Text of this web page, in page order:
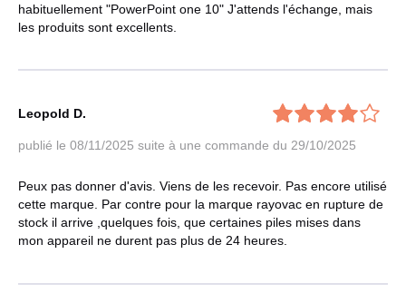
habituellement "PowerPoint one 10" J'attends l'échange, mais
les produits sont excellents.
Leopold D.
publié le 08/11/2025 suite à une commande du 29/10/2025
Peux pas donner d'avis. Viens de les recevoir. Pas encore utilisé
cette marque. Par contre pour la marque rayovac en rupture de
stock il arrive ,quelques fois, que certaines piles mises dans
mon appareil ne durent pas plus de 24 heures.